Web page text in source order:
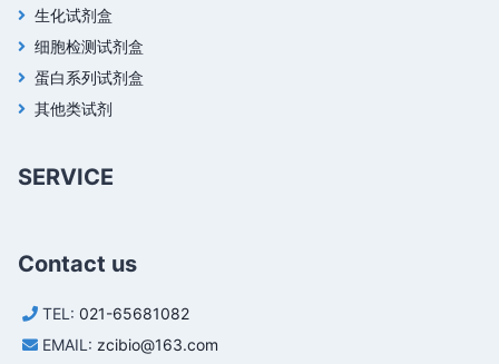
生化试剂盒
细胞检测试剂盒
蛋白系列试剂盒
其他类试剂
SERVICE
Contact us
TEL: 021-65681082
EMAIL: zcibio@163.com